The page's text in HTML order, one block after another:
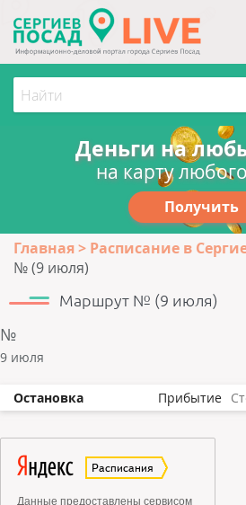
Деньги на
на карту
Получить
Главная
Расписание в
№ (9 июля)
Маршрут № (9 июля)
№
9 июля
Остановка Прибытие